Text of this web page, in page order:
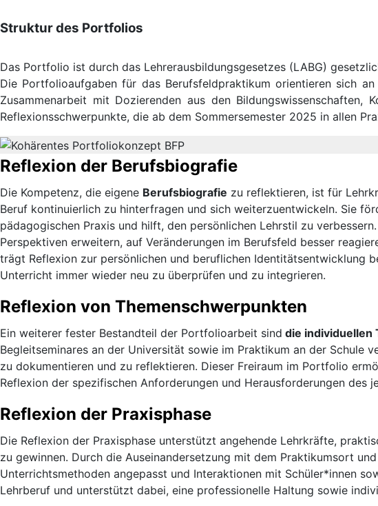
Struktur des Portfolios
Das Portfolio ist durch das Lehrerausbildungsgesetzes (LABG)
Die Portfolioaufgaben für das Berufsfeldpraktikum orientieren sich
Zusammenarbeit mit Dozierenden aus den
Reflexionsschwerpunkte, die ab dem Sommersemester 2025 in allen
Reflexion der Berufsbiografie
Die Kompetenz, die eigene Berufsbiografie zu reflektieren, ist für
Beruf kontinuierlich zu hinterfragen und sich weiterzuentwickeln. Sie
pädagogischen Praxis und hilft, den persönlichen Lehrstil zu
Perspektiven erweitern, auf Veränderungen im Berufsfeld besser
trägt Reflexion zur persönlichen und beruflichen Identitätsentwicklung
Unterricht immer wieder neu zu überprüfen und zu integrieren.
Reflexion von Themenschwerpunkten
Ein weiterer fester Bestandteil der Portfolioarbeit sind die individuellen
Begleitseminares an der Universität sowie im Praktikum an der Schule
zu dokumentieren und zu reflektieren. Dieser Freiraum im Portfolio
Reflexion der spezifischen Anforderungen und Herausforderungen des
Reflexion der Praxisphase
Die Reflexion der Praxisphase unterstützt angehende Lehrkräfte,
zu gewinnen. Durch die Auseinandersetzung mit dem Praktikumsort
Unterrichtsmethoden angepasst und Interaktionen mit Schüler*innen
Lehrberuf und unterstützt dabei, eine professionelle Haltung sowie